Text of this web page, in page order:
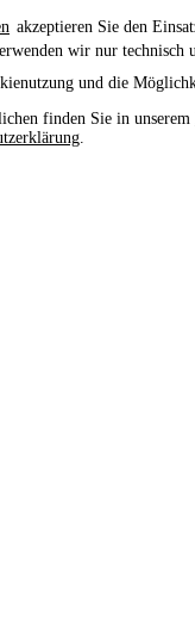
akzeptieren Sie den
wir nur technisch
und die
finden Sie in unserem